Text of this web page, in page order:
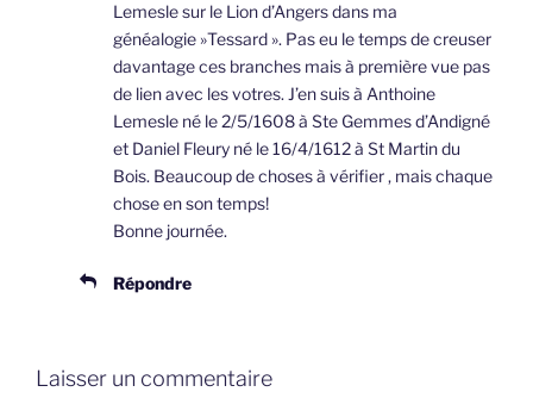
Lemesle sur le Lion d’Angers dans ma
généalogie »Tessard ». Pas eu le temps de creuser
davantage ces branches mais à première vue pas
de lien avec les votres. J’en suis à Anthoine
Lemesle né le 2/5/1608 à Ste Gemmes d’Andigné
et Daniel Fleury né le 16/4/1612 à St Martin du
Bois. Beaucoup de choses à vérifier , mais chaque
chose en son temps!
Bonne journée.
Répondre
Laisser un commentaire